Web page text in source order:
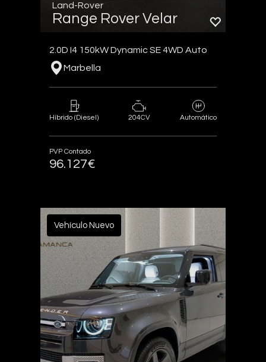
Land-Rover
Range Rover Velar
2.0D I4 150kW Dynamic SE 4WD Auto
Marbella
Híbrido (Diesel) 204CV Automático
PVP Contado
96.127€
Vehículo Nuevo